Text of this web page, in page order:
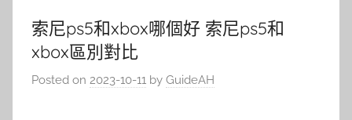
索尼ps5和xbox哪個好 索尼ps5和
xbox區別對比
Posted on 2023-10-11 by GuideAH